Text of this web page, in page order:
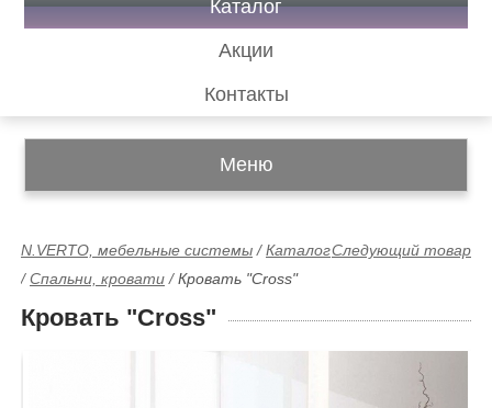
Каталог
Акции
Контакты
Меню
Следующий товар
N.VERTO, мебельные системы /Каталог
/Спальни, кровати /Кровать "Cross"
Кровать "Cross"